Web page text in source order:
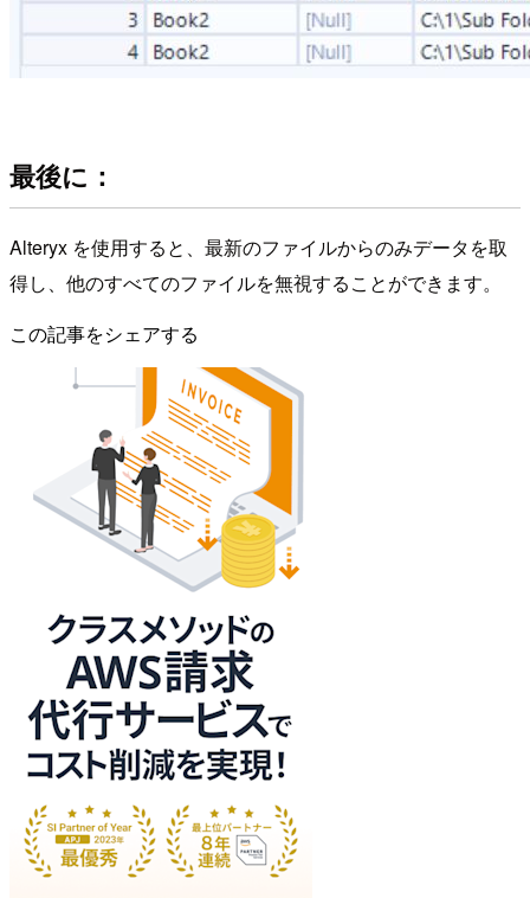
最後に：
Alteryx を使用すると、最新のファイルからのみデータを取
得し、他のすべてのファイルを無視することができます。
この記事をシェアする